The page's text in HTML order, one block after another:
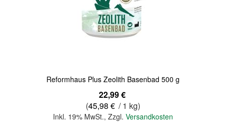
Reformhaus Plus Zeolith Basenbad 500 g
22,99 €
(45,98 € / 1 kg)
Inkl. 19% MwSt., Zzgl. Versandkosten